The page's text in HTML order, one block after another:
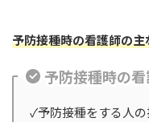
予防接種時の看護師の
予防接種時の
✓予防接種をする人